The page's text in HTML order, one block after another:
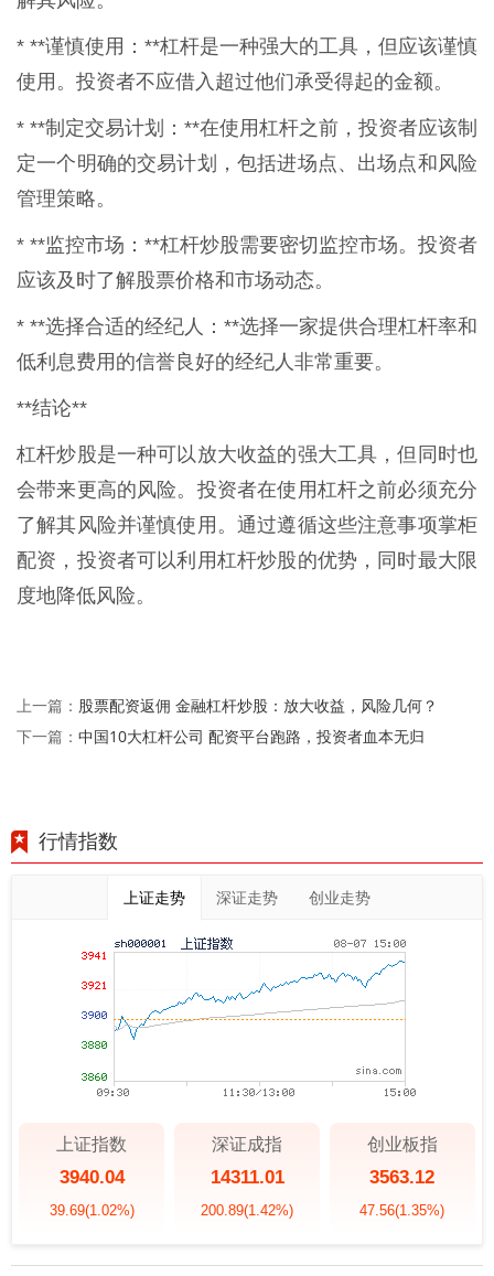
* **谨慎使用：**杠杆是一种强大的工具，但应该谨慎
使用。投资者不应借入超过他们承受得起的金额。
* **制定交易计划：**在使用杠杆之前，投资者应该制
定一个明确的交易计划，包括进场点、出场点和风险
管理策略。
* **监控市场：**杠杆炒股需要密切监控市场。投资者
应该及时了解股票价格和市场动态。
* **选择合适的经纪人：**选择一家提供合理杠杆率和
低利息费用的信誉良好的经纪人非常重要。
**结论**
杠杆炒股是一种可以放大收益的强大工具，但同时也
会带来更高的风险。投资者在使用杠杆之前必须充分
了解其风险并谨慎使用。通过遵循这些注意事项掌柜
配资，投资者可以利用杠杆炒股的优势，同时最大限
度地降低风险。
上一篇： 股票配资返佣 金融杠杆炒股：放大收益，风险几何？
下一篇： 中国10大杠杆公司 配资平台跑路，投资者血本无归
行情指数
上证走势 深证走势 创业走势
上证指数
3940.04
39.69(1.02%)
深证成指
14311.01
200.89(1.42%)
创业板指
3563.12
47.56(1.35%)